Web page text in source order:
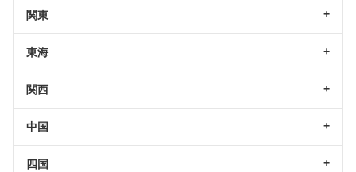
関東
東海
関西
中国
四国